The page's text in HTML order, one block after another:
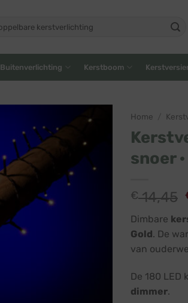
Buitenverlichting Kerstboom
Home
snoer
€14,45
Dimbare
Gold. De
van
De 180 LED
dimmer.